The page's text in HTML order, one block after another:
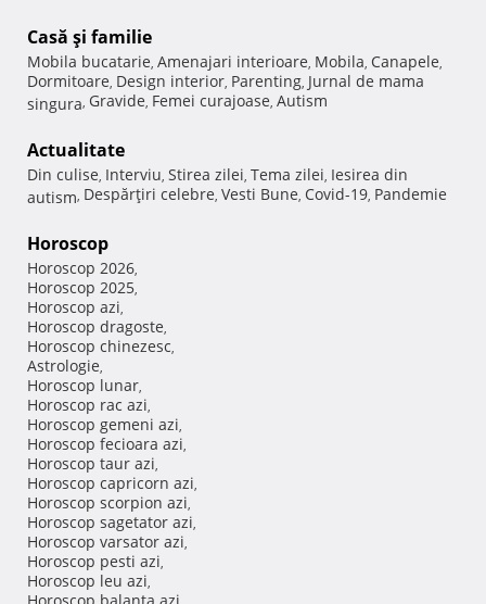
Casă şi familie
Mobila bucatarie, Amenajari interioare, Mobila, Canapele,
Dormitoare, Design interior, Parenting, Jurnal de mama
singura, Gravide, Femei curajoase, Autism
Actualitate
Din culise, Interviu, Stirea zilei, Tema zilei, Iesirea din
autism, Despărţiri celebre, Vesti Bune, Covid-19, Pandemie
Horoscop
Horoscop 2026,
Horoscop 2025,
Horoscop azi,
Horoscop dragoste,
Horoscop chinezesc,
Astrologie,
Horoscop lunar,
Horoscop rac azi,
Horoscop gemeni azi,
Horoscop fecioara azi,
Horoscop taur azi,
Horoscop capricorn azi,
Horoscop scorpion azi,
Horoscop sagetator azi,
Horoscop varsator azi,
Horoscop pesti azi,
Horoscop leu azi,